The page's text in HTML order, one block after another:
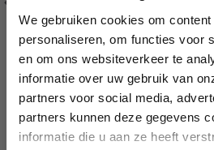
We gebruiken cookies om
personaliseren, om functies voor
en om ons websiteverkeer te
informatie over uw gebruik van
partners voor social media,
partners kunnen deze gegevens
informatie die u aan ze heeft
GIOTTO COLORS 3.0 CRAYONS
Économisez